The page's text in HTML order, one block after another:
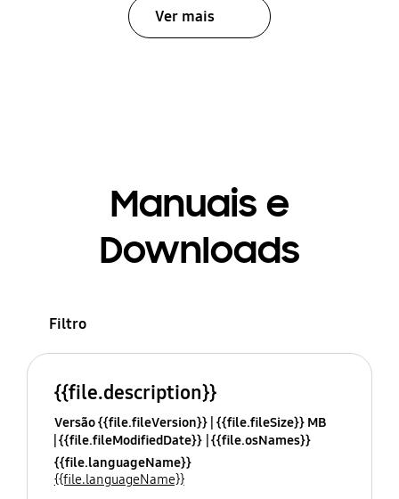
Ver mais
Manuais e
Downloads
Filtro
{{file.description}}
Versão {{file.fileVersion}} {{file.fileSize}} MB
{{file.fileModifiedDate}} {{file.osNames}}
{{file.languageName}}
{{file.languageName}}